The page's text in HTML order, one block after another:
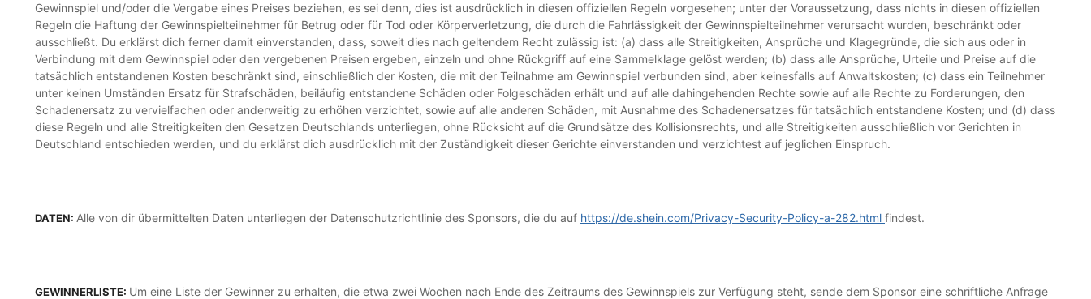
Gewinnspiel und/oder die Vergabe eines Preises beziehen, es sei denn, dies ist ausdrücklich in diesen offiziellen Regeln vorgesehen; unter der Voraussetzung, dass nichts in diesen offiziellen
Regeln die Haftung der Gewinnspielteilnehmer für Betrug oder für Tod oder Körperverletzung, die durch die Fahrlässigkeit der Gewinnspielteilnehmer verursacht wurden, beschränkt oder
ausschließt. Du erklärst dich ferner damit einverstanden, dass, soweit dies nach geltendem Recht zulässig ist: (a) dass alle Streitigkeiten, Ansprüche und Klagegründe, die sich aus oder in
Verbindung mit dem Gewinnspiel oder den vergebenen Preisen ergeben, einzeln und ohne Rückgriff auf eine Sammelklage gelöst werden; (b) dass alle Ansprüche, Urteile und Preise auf die
tatsächlich entstandenen Kosten beschränkt sind, einschließlich der Kosten, die mit der Teilnahme am Gewinnspiel verbunden sind, aber keinesfalls auf Anwaltskosten; (c) dass ein Teilnehmer
unter keinen Umständen Ersatz für Strafschäden, beiläufig entstandene Schäden oder Folgeschäden erhält und auf alle dahingehenden Rechte sowie auf alle Rechte zu Forderungen, den
Schadenersatz zu vervielfachen oder anderweitig zu erhöhen verzichtet, sowie auf alle anderen Schäden, mit Ausnahme des Schadenersatzes für tatsächlich entstandene Kosten; und (d) dass
diese Regeln und alle Streitigkeiten den Gesetzen Deutschlands unterliegen, ohne Rücksicht auf die Grundsätze des Kollisionsrechts, und alle Streitigkeiten ausschließlich vor Gerichten in
Deutschland entschieden werden, und du erklärst dich ausdrücklich mit der Zuständigkeit dieser Gerichte einverstanden und verzichtest auf jeglichen Einspruch.
DATEN: Alle von dir übermittelten Daten unterliegen der Datenschutzrichtlinie des Sponsors, die du auf https://de.shein.com/Privacy-Security-Policy-a-282.html findest.
GEWINNERLISTE: Um eine Liste der Gewinner zu erhalten, die etwa zwei Wochen nach Ende des Zeitraums des Gewinnspiels zur Verfügung steht, sende dem Sponsor eine schriftliche Anfrage